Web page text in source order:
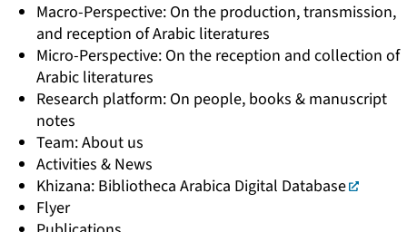
Macro-Perspective: On the production, transmission,
and reception of Arabic literatures
Micro-Perspective: On the reception and collection of
Arabic literatures
Research platform: On people, books & manuscript
notes
Team: About us
Activities & News
Khizana: Bibliotheca Arabica Digital Database
Flyer